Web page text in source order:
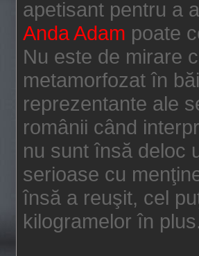
apetisant pentru a
Anda Adam poate
Nu este de mirare
metamorfozat în
reprezentante ale
românii când
nu sunt însă deloc
serioase cu
însă a reuşit, cel
kilogramelor în